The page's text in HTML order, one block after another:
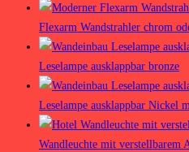
Flexarm Wandstrahler chrom
Leselampe ausklappbar bronze
Leselampe ausklappbar Nickel
Wandleuchte mit verstellbarem